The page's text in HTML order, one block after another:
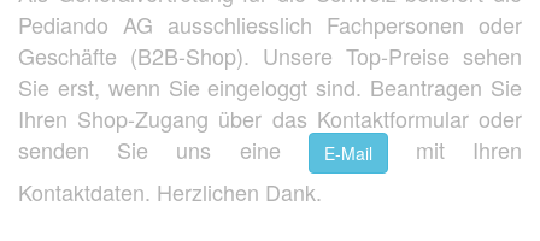
Pediando AG ausschliesslich Fachpersonen oder
Geschäfte (B2B-Shop). Unsere Top-Preise sehen
Sie erst, wenn Sie eingeloggt sind. Beantragen Sie
Ihren Shop-Zugang über das Kontaktformular oder
senden Sie uns eine
E-Mail
mit Ihren
Kontaktdaten. Herzlichen Dank.